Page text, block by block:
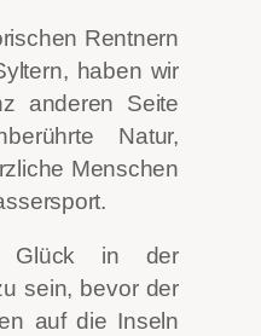
Rentnern
haben wir
anderen Seite
Natur,
Menschen
Glück in der
sein, bevor der
auf die Inseln